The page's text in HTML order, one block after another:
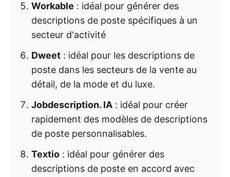
Workable : idéal pour générer des
descriptions de poste spécifiques à un
secteur d'activité
Dweet : idéal pour les descriptions de
poste dans les secteurs de la vente au
détail, de la mode et du luxe.
Jobdescription. IA : idéal pour créer
rapidement des modèles de descriptions
de poste personnalisables.
Textio : idéal pour générer des
descriptions de poste en accord avec